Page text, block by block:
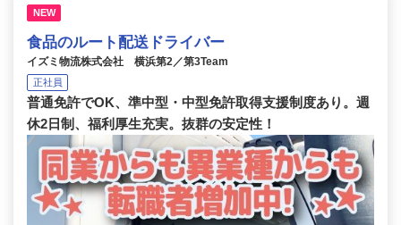
NEW
食品のルート配送ドライバー
イズミ物流株式会社 横浜第2／第3Team
正社員
普通免許でOK、準中型・中型免許取得支援制度あり。週
休2日制、福利厚生充実。抜群の安定性！